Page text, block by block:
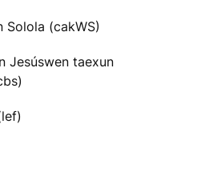
Solola (cakWS)
Jesúswen taexun